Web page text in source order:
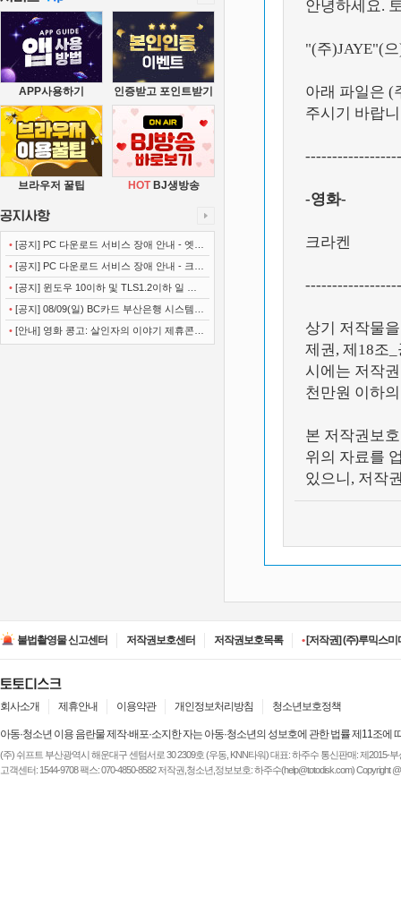
APP사용하기 인증받고 포인트받기
브라우저 꿀팁 HOTBJ생방송
• [공지] PC 다운로드 서비스 장애 안내 - 엣지
(Microsoft Edge)
• [공지] PC 다운로드 서비스 장애 안내 - 크롬
(Chrome)
• [공지] 윈도우 10이하 및 TLS1.2이하 일 경
우 사이트 이용불가 안내
• [공지] 08/09(일) BC카드 부산은행 시스템
정기점검 안내
• [안내] 영화 콩고: 살인자의 이야기 제휴콘텐
안녕하세요.
"(주)JAYE"(
아래 파일은 (
주시기 바랍
-영화-
크라켄
상기 저작물
제권, 제18조
시에는 저작
천만원 이하
본 저작권보
위의 자료를
있으니, 저작
불법촬영물 신고센터 저작권보호센터 저작권보호목록
•[저작권] (주)루믹스미
•[저작권] (주)JAYE -
회사소개 제휴안내 이용약관 개인정보처리방침 청소년보호정책
아동·청소년 이용 음란물 제작·배포·소지한 자는 아동·청소년의 성보호에 관한 법률 제11조에
(주) 쉬프트 부산광역시 해운대구 센텀서로 30 2309호 (우동, KNN타워) 대표: 하주수 통신판매: 제2015-
고객센터: 1544-9708 팩스: 070-4850-8582 저작권,청소년,정보보호: 하주수(help@totodisk.com) Copyright